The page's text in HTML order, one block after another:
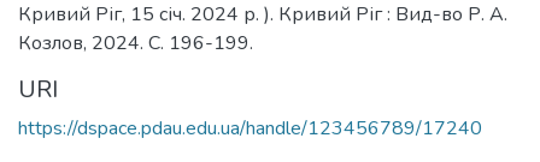
Кривий Ріг, 15 січ. 2024 р. ). Кривий Ріг : Вид-во Р. А.
Козлов, 2024. С. 196-199.
URI
https://dspace.pdau.edu.ua/handle/123456789/17240